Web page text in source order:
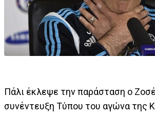
Πάλι έκλεψε την παράσταση ο
συνέντευξη Τύπου του αγώνα της